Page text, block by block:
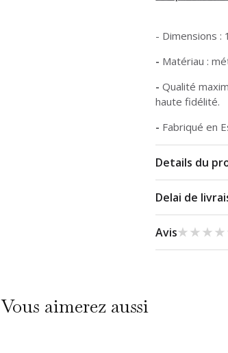
- Dimensions :
- Matériau :
- Qualité
haute fidélité.
- Fabriqué en
Details du
Delai de
Avis
Vous aimerez aussi